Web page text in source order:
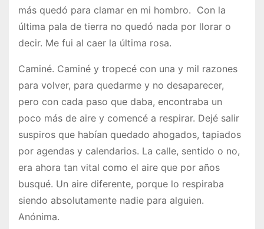
más quedó para clamar en mi hombro. Con la
última pala de tierra no quedó nada por llorar o
decir. Me fui al caer la última rosa.
Caminé. Caminé y tropecé con una y mil razones
para volver, para quedarme y no desaparecer,
pero con cada paso que daba, encontraba un
poco más de aire y comencé a respirar. Dejé salir
suspiros que habían quedado ahogados, tapiados
por agendas y calendarios. La calle, sentido o no,
era ahora tan vital como el aire que por años
busqué. Un aire diferente, porque lo respiraba
siendo absolutamente nadie para alguien.
Anónima.